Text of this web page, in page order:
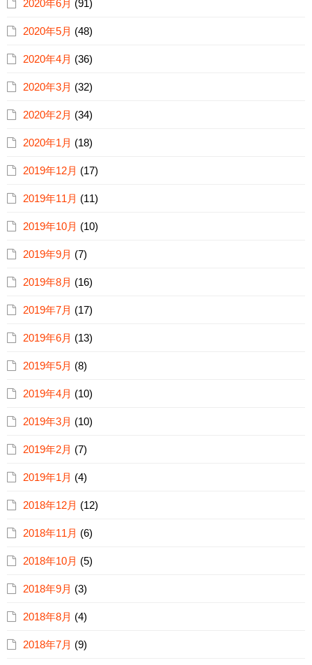
2020年6月 (91)
2020年5月 (48)
2020年4月 (36)
2020年3月 (32)
2020年2月 (34)
2020年1月 (18)
2019年12月 (17)
2019年11月 (11)
2019年10月 (10)
2019年9月 (7)
2019年8月 (16)
2019年7月 (17)
2019年6月 (13)
2019年5月 (8)
2019年4月 (10)
2019年3月 (10)
2019年2月 (7)
2019年1月 (4)
2018年12月 (12)
2018年11月 (6)
2018年10月 (5)
2018年9月 (3)
2018年8月 (4)
2018年7月 (9)